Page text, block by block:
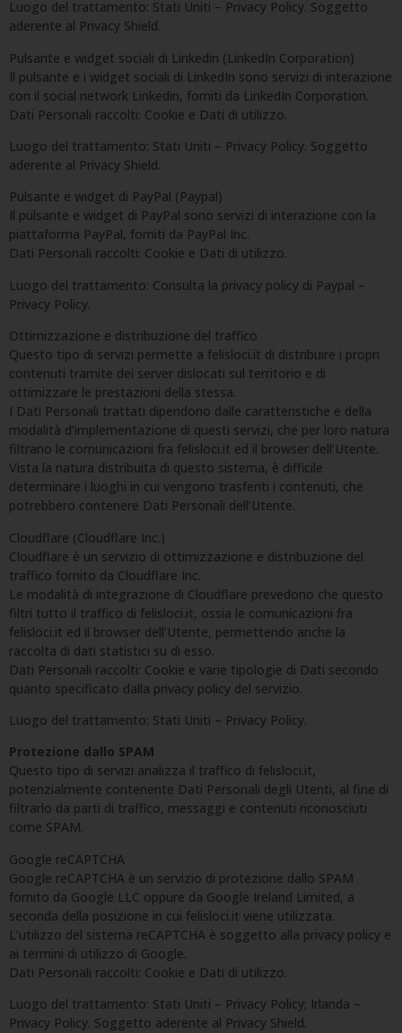
Luogo del trattamento: Stati Uniti – Privacy Policy. Soggetto
aderente al Privacy Shield.
Pulsante e widget sociali di Linkedin (LinkedIn Corporation)
Il pulsante e i widget sociali di LinkedIn sono servizi di interazione
con il social network Linkedin, forniti da LinkedIn Corporation.
Dati Personali raccolti: Cookie e Dati di utilizzo.
Luogo del trattamento: Stati Uniti – Privacy Policy. Soggetto
aderente al Privacy Shield.
Pulsante e widget di PayPal (Paypal)
Il pulsante e widget di PayPal sono servizi di interazione con la
piattaforma PayPal, forniti da PayPal Inc.
Dati Personali raccolti: Cookie e Dati di utilizzo.
Luogo del trattamento: Consulta la privacy policy di Paypal –
Privacy Policy.
Ottimizzazione e distribuzione del traffico
Questo tipo di servizi permette a felisloci.it di distribuire i propri
contenuti tramite dei server dislocati sul territorio e di
ottimizzare le prestazioni della stessa.
I Dati Personali trattati dipendono dalle caratteristiche e della
modalità d’implementazione di questi servizi, che per loro natura
filtrano le comunicazioni fra felisloci.it ed il browser dell’Utente.
Vista la natura distribuita di questo sistema, è difficile
determinare i luoghi in cui vengono trasferiti i contenuti, che
potrebbero contenere Dati Personali dell’Utente.
Cloudflare (Cloudflare Inc.)
Cloudflare è un servizio di ottimizzazione e distribuzione del
traffico fornito da Cloudflare Inc.
Le modalità di integrazione di Cloudflare prevedono che questo
filtri tutto il traffico di felisloci.it, ossia le comunicazioni fra
felisloci.it ed il browser dell’Utente, permettendo anche la
raccolta di dati statistici su di esso.
Dati Personali raccolti: Cookie e varie tipologie di Dati secondo
quanto specificato dalla privacy policy del servizio.
Luogo del trattamento: Stati Uniti – Privacy Policy.
Protezione dallo SPAM
Questo tipo di servizi analizza il traffico di felisloci.it,
potenzialmente contenente Dati Personali degli Utenti, al fine di
filtrarlo da parti di traffico, messaggi e contenuti riconosciuti
come SPAM.
Google reCAPTCHA
Google reCAPTCHA è un servizio di protezione dallo SPAM
fornito da Google LLC oppure da Google Ireland Limited, a
seconda della posizione in cui felisloci.it viene utilizzata.
L’utilizzo del sistema reCAPTCHA è soggetto alla privacy policy e
ai termini di utilizzo di Google.
Dati Personali raccolti: Cookie e Dati di utilizzo.
Luogo del trattamento: Stati Uniti – Privacy Policy; Irlanda –
Privacy Policy. Soggetto aderente al Privacy Shield.